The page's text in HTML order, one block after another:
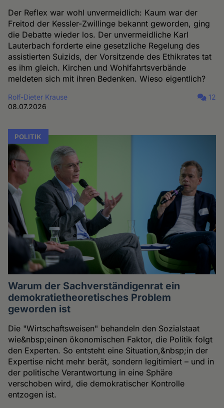
Der Reflex war wohl unvermeidlich: Kaum war der
Freitod der Kessler-Zwillinge bekannt geworden, ging
die Debatte wieder los. Der unvermeidliche Karl
Lauterbach forderte eine gesetzliche Regelung des
assistierten Suizids, der Vorsitzende des Ethikrates tat
es ihm gleich. Kirchen und Wohlfahrtsverbände
meldeten sich mit ihren Bedenken. Wieso eigentlich?
Rolf-Dieter Krause
08.07.2026
12
POLITIK
Warum der Sachverständigenrat ein
demokratietheoretisches Problem
geworden ist
Die "Wirtschaftsweisen" behandeln den Sozialstaat
wie&nbsp;einen ökonomischen Faktor, die Politik folgt
den Experten. So entsteht eine Situation,&nbsp;in der
Expertise nicht mehr berät, sondern legitimiert – und in
der politische Verantwortung in eine Sphäre
verschoben wird, die demokratischer Kontrolle
entzogen ist.